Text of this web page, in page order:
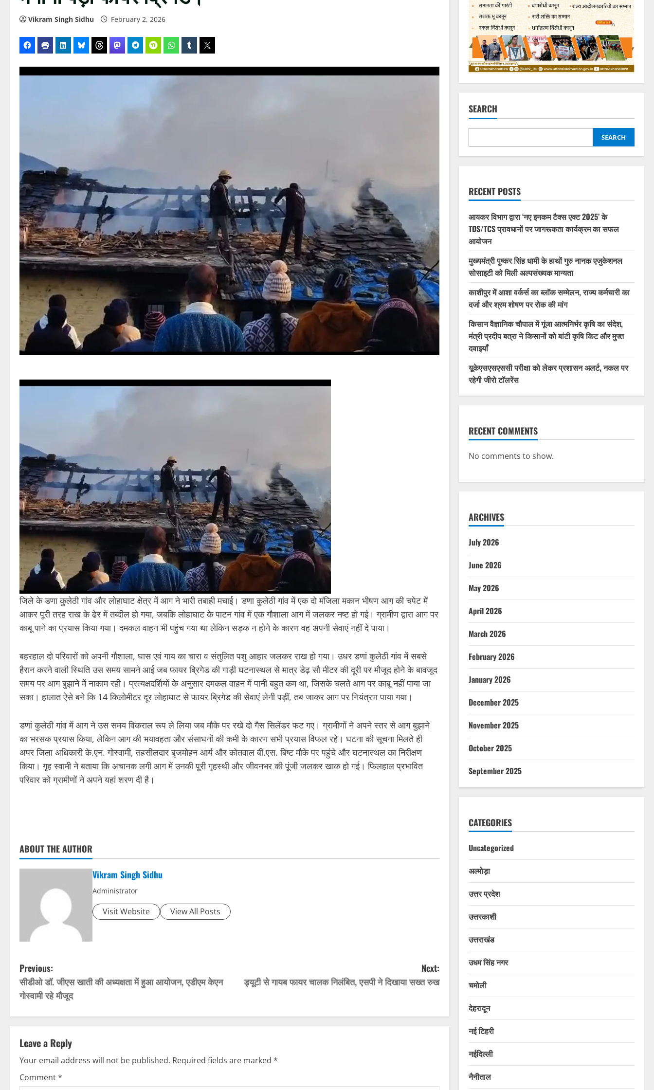
Vikram Singh Sidhu February 2, 2026
जिले के डणा कुलेठी गांव और लोहाघाट क्षेत्र में आग ने भारी तबाही मचाई। डणा कुलेठी गांव में एक दो मंजिला मकान भीषण आग की चपेट में
आकर पूरी तरह राख के ढेर में तब्दील हो गया, जबकि लोहाघाट के पाटन गांव में एक गौशाला आग में जलकर नष्ट हो गई। ग्रामीण द्वारा आग पर
काबू पाने का प्रयास किया गया। दमकल वाहन भी पहुंच गया था लेकिन सड़क न होने के कारण वह अपनी सेवाएं नहीं दे पाया।
बहरहाल दो परिवारों को अपनी गौशाला, घास एवं गाय का चारा व संतुलित पशु आहार जलकर राख हो गया। उधर डणां कुलेठी गांव में सबसे
हैरान करने वाली स्थिति उस समय सामने आई जब फायर ब्रिगेड की गाड़ी घटनास्थल से मात्र डेढ़ सौ मीटर की दूरी पर मौजूद होने के बावजूद
समय पर आग बुझाने में नाकाम रही। प्रत्यक्षदर्शियों के अनुसार दमकल वाहन में पानी बहुत कम था, जिसके चलते आग पर काबू नहीं पाया जा
सका। हालात ऐसे बने कि 14 किलोमीटर दूर लोहाघाट से फायर ब्रिगेड की सेवाएं लेनी पड़ीं, तब जाकर आग पर नियंत्रण पाया गया।
डणां कुलेठी गांव में आग ने उस समय विकराल रूप ले लिया जब मौके पर रखे दो गैस सिलेंडर फट गए। ग्रामीणों ने अपने स्तर से आग बुझाने
का भरसक प्रयास किया, लेकिन आग की भयावहता और संसाधनों की कमी के कारण सभी प्रयास विफल रहे। घटना की सूचना मिलते ही
अपर जिला अधिकारी के.एन. गोस्वामी, तहसीलदार बृजमोहन आर्य और कोतवाल बी.एस. बिष्ट मौके पर पहुंचे और घटनास्थल का निरीक्षण
किया। गृह स्वामी ने बताया कि अचानक लगी आग में उनकी पूरी गृहस्थी और जीवनभर की पूंजी जलकर खाक हो गई। फिलहाल प्रभावित
परिवार को ग्रामीणों ने अपने यहां शरण दी है।
ABOUT THE AUTHOR
Vikram Singh Sidhu
Administrator
Visit Website View All Posts
P
o
s
n
a
Previous:
सीडीओ डॉ. जीएस खाती की अध्यक्षता में हुआ आयोजन, एडीएम केएन
गोस्वामी रहे मौजूद
Next:
ड्यूटी से गायब फायर चालक निलंबित, एसपी ने दिखाया सख्त रुख
Leave a Reply
Your email address will not be published. Required fields are marked *
Comment*
SEARCH
SEARCH
RECENT POSTS
आयकर विभाग द्वारा ‘नए इनकम टैक्स एक्ट 2025’ के
TDS/TCS प्रावधानों पर जागरूकता कार्यक्रम का सफल
आयोजन
मुख्यमंत्री पुष्कर सिंह धामी के हाथों गुरु नानक एजुकेशनल
सोसाइटी को मिली अल्पसंख्यक मान्यता
काशीपुर में आशा वर्कर्स का ब्लॉक सम्मेलन, राज्य कर्मचारी का
दर्जा और श्रम शोषण पर रोक की मांग
किसान वैज्ञानिक चौपाल में गूंजा आत्मनिर्भर कृषि का संदेश,
मंत्री प्रदीप बत्रा ने किसानों को बांटी कृषि किट और मुफ्त
दवाइयाँ
यूकेएसएसएससी परीक्षा को लेकर प्रशासन अलर्ट, नकल पर
रहेगी जीरो टॉलरेंस
RECENT COMMENTS
No comments to show.
ARCHIVES
July 2026
June 2026
May 2026
April 2026
March 2026
February 2026
January 2026
December 2025
November 2025
October 2025
September 2025
CATEGORIES
Uncategorized
अल्मोड़ा
उत्तर प्रदेश
उत्तरकाशी
उत्तराखंड
उधम सिंह नगर
चमोली
देहरादून
नई टिहरी
नईदिल्ली
नैनीताल